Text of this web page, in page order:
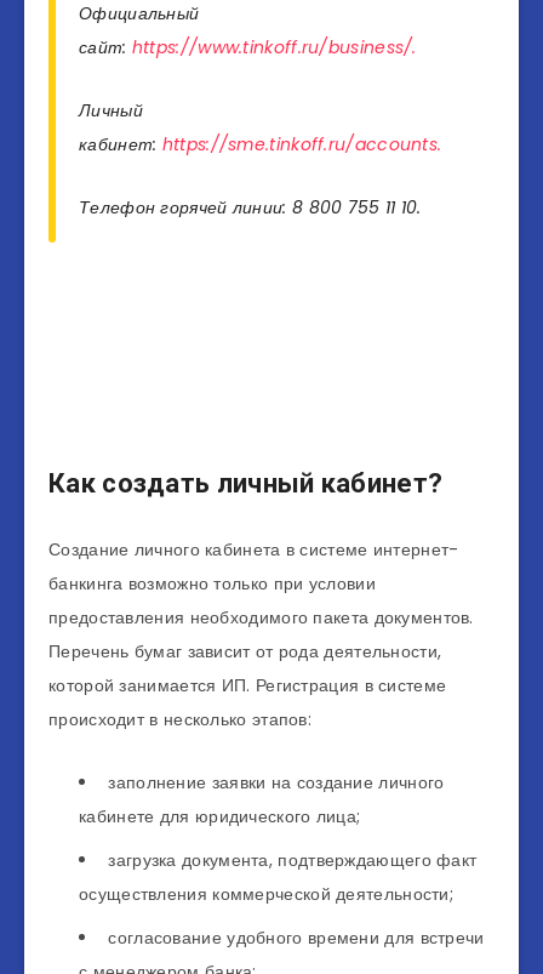
Официальный
сайт: https://www.tinkoff.ru/business/.
Личный
кабинет: https://sme.tinkoff.ru/accounts.
Телефон горячей линии: 8 800 755 11 10.
Как создать личный кабинет?
Создание личного кабинета в системе интернет-
банкинга возможно только при условии
предоставления необходимого пакета документов.
Перечень бумаг зависит от рода деятельности,
которой занимается ИП. Регистрация в системе
происходит в несколько этапов:
заполнение заявки на создание личного
кабинете для юридического лица;
загрузка документа, подтверждающего факт
осуществления коммерческой деятельности;
согласование удобного времени для встречи